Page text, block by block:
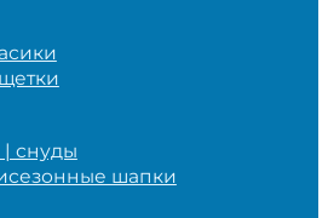
снуды
шапки